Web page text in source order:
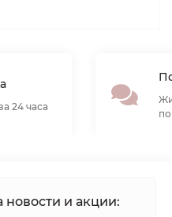
24 часа
новости и акции: